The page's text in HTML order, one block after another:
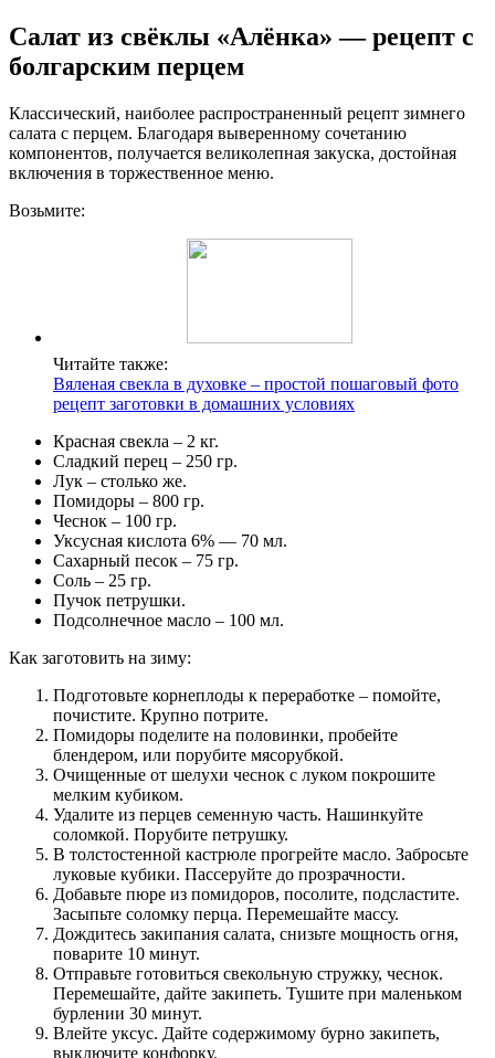
Салат из свёклы «Алёнка» — рецепт с
болгарским перцем
Классический, наиболее распространенный рецепт зимнего
салата с перцем. Благодаря выверенному сочетанию
компонентов, получается великолепная закуска, достойная
включения в торжественное меню.
Возьмите:
Читайте также:
Вяленая свекла в духовке – простой пошаговый фото
рецепт заготовки в домашних условиях
Красная свекла – 2 кг.
Сладкий перец – 250 гр.
Лук – столько же.
Помидоры – 800 гр.
Чеснок – 100 гр.
Уксусная кислота 6% — 70 мл.
Сахарный песок – 75 гр.
Соль – 25 гр.
Пучок петрушки.
Подсолнечное масло – 100 мл.
Как заготовить на зиму:
Подготовьте корнеплоды к переработке – помойте,
почистите. Крупно потрите.
Помидоры поделите на половинки, пробейте
блендером, или порубите мясорубкой.
Очищенные от шелухи чеснок с луком покрошите
мелким кубиком.
Удалите из перцев семенную часть. Нашинкуйте
соломкой. Порубите петрушку.
В толстостенной кастрюле прогрейте масло. Забросьте
луковые кубики. Пассеруйте до прозрачности.
Добавьте пюре из помидоров, посолите, подсластите.
Засыпьте соломку перца. Перемешайте массу.
Дождитесь закипания салата, снизьте мощность огня,
поварите 10 минут.
Отправьте готовиться свекольную стружку, чеснок.
Перемешайте, дайте закипеть. Тушите при маленьком
бурлении 30 минут.
Влейте уксус. Дайте содержимому бурно закипеть,
выключите конфорку.